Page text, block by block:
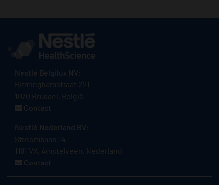
Nestlé Belgilux NV:
Birminghamstraat 221
1070 Brussel, België
Contact
Nestlé Nederland BV:
Stroombaan 14
1181 VX, Amstelveen, Nederland
Contact